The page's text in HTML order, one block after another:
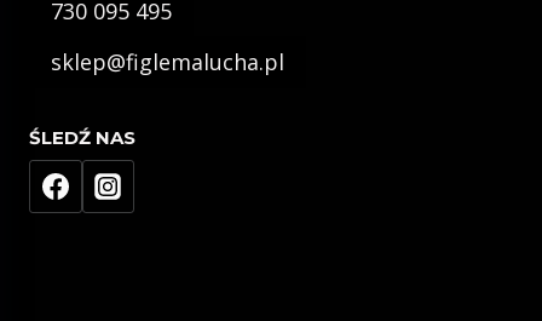
730 095 495
sklep@figlemalucha.pl
ŚLEDŹ NAS